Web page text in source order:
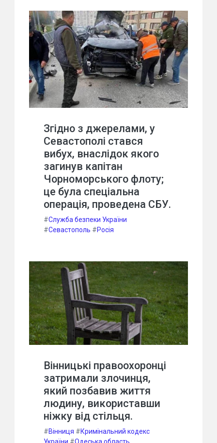
Згідно з джерелами, у
Севастополі стався
вибух, внаслідок якого
загинув капітан
Чорноморського флоту;
це була спеціальна
операція, проведена СБУ.
#Служба безпеки України
#Севастополь #Росія
Вінницькі правоохоронці
затримали злочинця,
який позбавив життя
людину, використавши
ніжку від стільця.
#Вінниця #Кримінальний кодекс